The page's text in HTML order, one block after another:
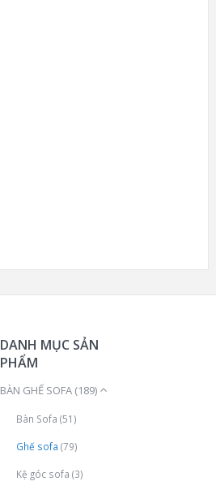
DANH MỤC SẢN
PHẨM
BÀN GHẾ SOFA (189)
Bàn Sofa (51)
Ghế sofa (79)
Kệ góc sofa (3)